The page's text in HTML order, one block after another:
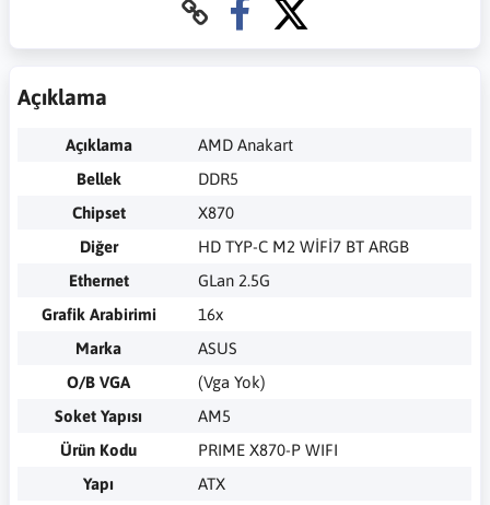
Açıklama
Açıklama
AMD Anakart
Bellek
DDR5
Chipset
X870
Diğer
HD TYP-C M2 WİFİ7 BT ARGB
Ethernet
GLan 2.5G
Grafik Arabirimi
16x
Marka
ASUS
O/B VGA
(Vga Yok)
Soket Yapısı
AM5
Ürün Kodu
PRIME X870-P WIFI
Yapı
ATX